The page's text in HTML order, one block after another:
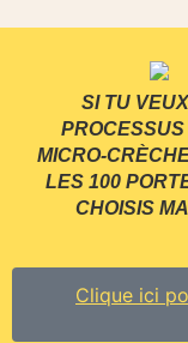
SI TU
MICRO-
LES 100
CHOISIS
Clique ici